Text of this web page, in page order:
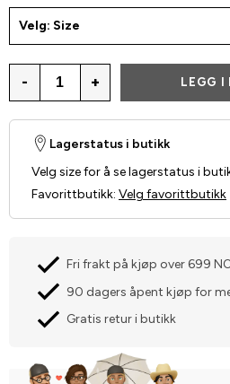
Velg: Size
- + LEGG I
Lagerstatus i butikk
Velg size for å se lagerstatus i
Favorittbutikk: Velg favorittbutikk
Fri frakt på kjøp over 699
90 dagers åpent kjøp for
Gratis retur i butikk